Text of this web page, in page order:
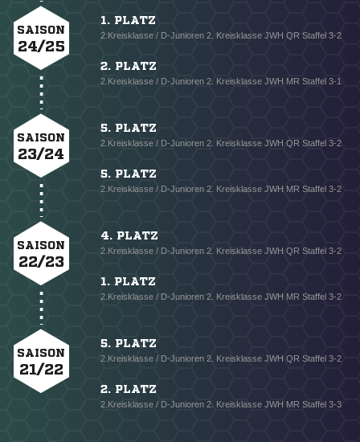
SAISON
24/25
1. PLATZ
2.Kreisklasse / D-Junioren 2. Kreisklasse JWH QR Staffel 3-2
2. PLATZ
2.Kreisklasse / D-Junioren 2. Kreisklasse JWH MR Staffel 3-1
SAISON
23/24
5. PLATZ
2.Kreisklasse / D-Junioren 2. Kreisklasse JWH QR Staffel 3-2
5. PLATZ
2.Kreisklasse / D-Junioren 2. Kreisklasse JWH MR Staffel 3-2
SAISON
22/23
4. PLATZ
2.Kreisklasse / D-Junioren 2. Kreisklasse JWH QR Staffel 3-2
1. PLATZ
2.Kreisklasse / D-Junioren 2. Kreisklasse JWH MR Staffel 3-2
SAISON
21/22
5. PLATZ
2.Kreisklasse / D-Junioren 2. Kreisklasse JWH QR Staffel 3-2
2. PLATZ
2.Kreisklasse / D-Junioren 2. Kreisklasse JWH MR Staffel 3-3